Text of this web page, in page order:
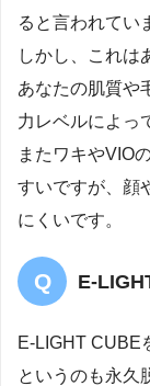
ると言われてい
しかし、これは
あなたの肌質や
力レベルによっ
またワキやVIO
すいですが、顔
にくいです。
E-
E-LIGHT CUBE
というのも永久